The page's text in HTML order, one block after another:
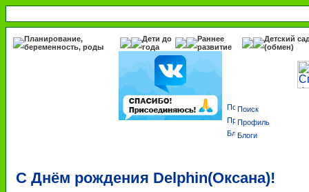
Планирование,
беременность, роды
Дети до
года
Раннее
развитие
Детский
(обмен)
Поиск
Профиль
Блоги
С Днём рождения Delphin(Оксана)!